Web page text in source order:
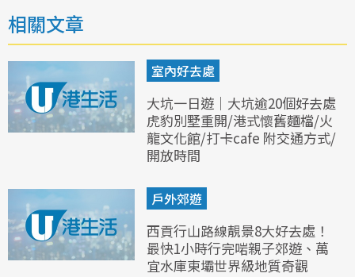
相關文章
室內好去處
大坑一日遊｜大坑逾20個好去處
虎豹別墅重開/港式懷舊麵檔/火
龍文化館/打卡cafe 附交通方式/
開放時間
戶外郊遊
西貢行山路線靚景8大好去處！
最快1小時行完啱親子郊遊、萬
宜水庫東壩世界級地質奇觀